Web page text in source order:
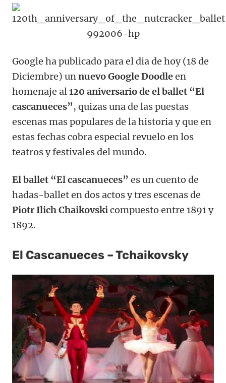
Google ha publicado para el dia de hoy (18 de
Diciembre) unnuevo Google Doodleen
homenaje al120 aniversario de el ballet “El
cascanueces”, quizas una de las puestas
escenas mas populares de la historia y que en
estas fechas cobra especial revuelo en los
teatros y festivales del mundo.
El ballet “El cascanueces” es un cuento de
hadas-ballet en dos actos y tres escenas de
Piotr Ilich Chaikovskicompuesto entre 1891 y
1892.
El Cascanueces – Tchaikovsky